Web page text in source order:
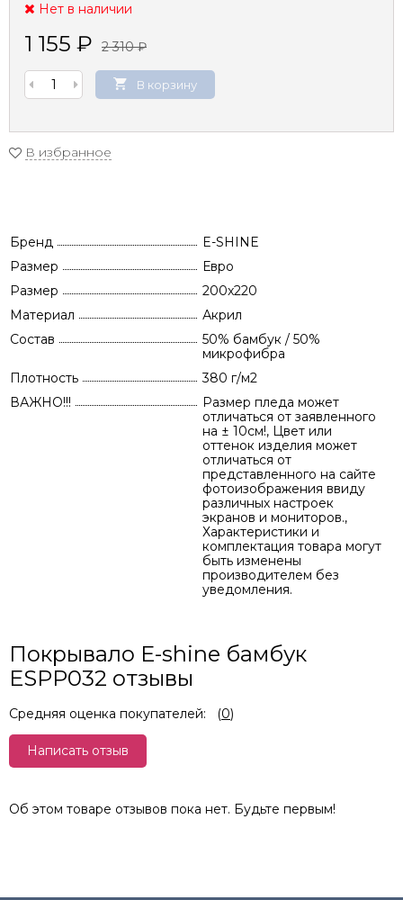
Нет в наличии
1 155 ₽ 2 310₽
В корзину
В избранное
Бренд
E-SHINE
Размер
Евро
Размер
200x220
Материал
Акрил
Состав
50% бамбук / 50%
микрофибра
Плотность
380 г/м2
ВАЖНО!!!
Размер пледа может
отличаться от заявленного
на ± 10см!, Цвет или
оттенок изделия может
отличаться от
представленного на сайте
фотоизображения ввиду
различных настроек
экранов и мониторов.,
Характеристики и
комплектация товара могут
быть изменены
производителем без
уведомления.
Покрывало E-shine бамбук
ESPP032 отзывы
Средняя оценка покупателей: (0)
Написать отзыв
Об этом товаре отзывов пока нет. Будьте первым!